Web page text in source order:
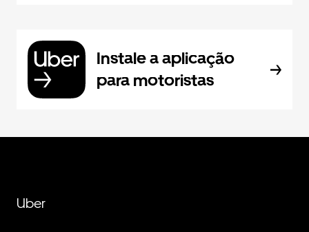
Instale a aplicação
para motoristas
Uber